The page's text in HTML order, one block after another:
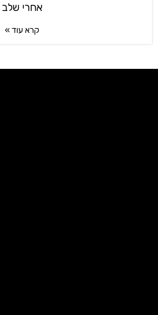
אחרי שלב
קרא עוד »